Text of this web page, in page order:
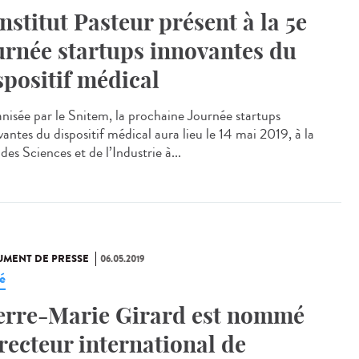
Pasteur présent à la 5e
startups innovantes du
médical
par le Snitem, la prochaine Journée startups
du dispositif médical aura lieu le 14 mai 2019, à la
Sciences et de l’Industrie à...
DE PRESSE 06.05.2019
Marie Girard est nommé
international de